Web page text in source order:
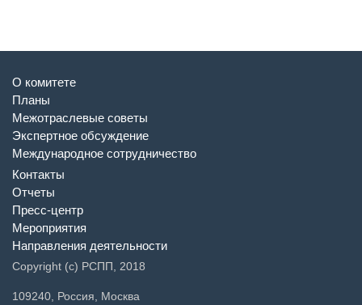
О комитете
Планы
Межотраслевые советы
Экспертное обсуждение
Международное сотрудничество
Контакты
Отчеты
Пресс-центр
Мероприятия
Направления деятельности
Copyright (c) РСПП, 2018
109240, Россия, Москва